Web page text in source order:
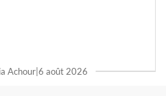
Tadjer| 2 août 2026